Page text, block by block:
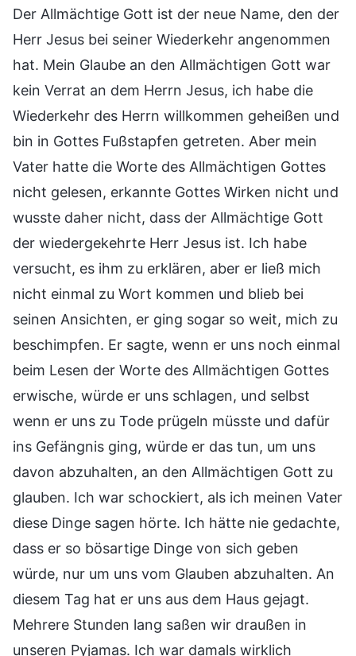
Der Allmächtige Gott ist der neue Name, den der
Herr Jesus bei seiner Wiederkehr angenommen
hat. Mein Glaube an den Allmächtigen Gott war
kein Verrat an dem Herrn Jesus, ich habe die
Wiederkehr des Herrn willkommen geheißen und
bin in Gottes Fußstapfen getreten. Aber mein
Vater hatte die Worte des Allmächtigen Gottes
nicht gelesen, erkannte Gottes Wirken nicht und
wusste daher nicht, dass der Allmächtige Gott
der wiedergekehrte Herr Jesus ist. Ich habe
versucht, es ihm zu erklären, aber er ließ mich
nicht einmal zu Wort kommen und blieb bei
seinen Ansichten, er ging sogar so weit, mich zu
beschimpfen. Er sagte, wenn er uns noch einmal
beim Lesen der Worte des Allmächtigen Gottes
erwische, würde er uns schlagen, und selbst
wenn er uns zu Tode prügeln müsste und dafür
ins Gefängnis ging, würde er das tun, um uns
davon abzuhalten, an den Allmächtigen Gott zu
glauben. Ich war schockiert, als ich meinen Vater
diese Dinge sagen hörte. Ich hätte nie gedachte,
dass er so bösartige Dinge von sich geben
würde, nur um uns vom Glauben abzuhalten. An
diesem Tag hat er uns aus dem Haus gejagt.
Mehrere Stunden lang saßen wir draußen in
unseren Pyjamas. Ich war damals wirklich